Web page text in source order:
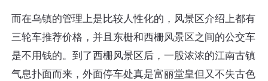
而在乌镇的管理上是比较人性化的，风景区介绍上都有
三轮车推荐价格，并且东栅和西栅风景区之间的公交车
是不用钱的。到了西栅风景区后，一股浓浓的江南古镇
气息扑面而来，外面停车处真是富丽堂皇但又不失古色